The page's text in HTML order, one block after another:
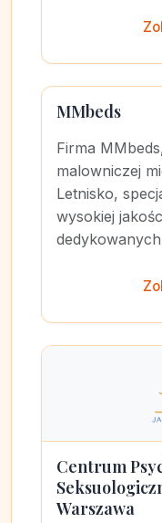
MMbeds
Firma
malowniczej
Letnisko,
wysokiej
Centrum
Warszawa